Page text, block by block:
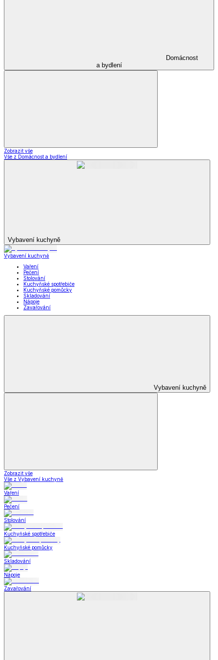
Domácnost
a bydlení
Zobrazit vše
Vše z Domácnost a bydlení
Vybavení kuchyně
Vybavení kuchyně
Vaření
Pečení
Stolování
Kuchyňské spotřebiče
Kuchyňské pomůcky
Skladování
Nápoje
Zavařování
Vybavení kuchyně
Zobrazit vše
Vše z Vybavení kuchyně
Vaření
Pečení
Stolování
Kuchyňské spotřebiče
Kuchyňské pomůcky
Skladování
Nápoje
Zavařování